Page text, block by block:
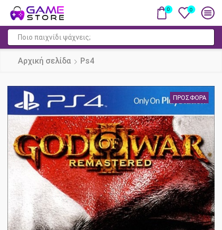
0 0
αναζήτησης
Αρχική σελίδα Ps4
ΠΡΟΣΦΟΡΆ